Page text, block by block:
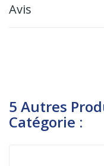
Avis
5 Autres
Catégorie :